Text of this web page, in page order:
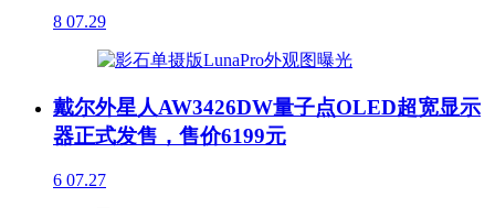
8 07.29
戴尔外星人AW3426DW量子点OLED超宽显示
器正式发售，售价6199元
6 07.27